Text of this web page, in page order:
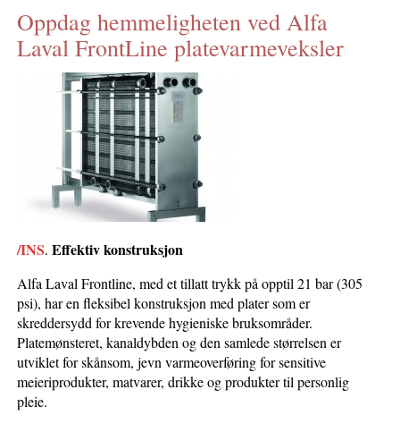
INS MAIN WEBSITE
ABOUT US
Oppdag hemmeligheten ved Alfa
Laval FrontLine platevarmeveksler
/INS.Effektiv konstruksjon
Alfa Laval Frontline, med et tillatt trykk på opptil 21 bar (305
psi), har en fleksibel konstruksjon med plater som er
skreddersydd for krevende hygieniske bruksområder.
Platemønsteret, kanaldybden og den samlede størrelsen er
utviklet for skånsom, jevn varmeoverføring for sensitive
meieriprodukter, matvarer, drikke og produkter til personlig
pleie.